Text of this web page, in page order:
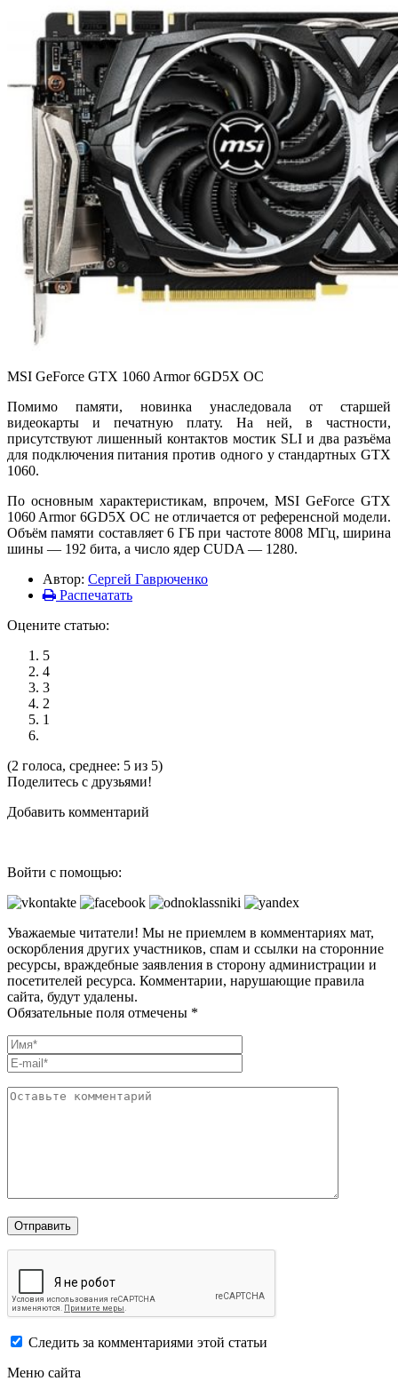
MSI GeForce GTX 1060 Armor 6GD5X OC
Помимо памяти, новинка унаследовала от старшей
видеокарты и печатную плату. На ней, в частности,
присутствуют лишенный контактов мостик SLI и два разъёма
для подключения питания против одного у стандартных GTX
1060.
По основным характеристикам, впрочем, MSI GeForce GTX
1060 Armor 6GD5X OC не отличается от референсной модели.
Объём памяти составляет 6 ГБ при частоте 8008 МГц, ширина
шины — 192 бита, а число ядер CUDA — 1280.
Автор: Сергей Гаврюченко
Распечатать
Оцените статью:
5
4
3
2
1
(2 голоса, среднее: 5 из 5)
Поделитесь с друзьями!
Добавить комментарий
Войти с помощью:
Уважаемые читатели! Мы не приемлем в комментариях мат,
оскорбления других участников, спам и ссылки на сторонние
ресурсы, враждебные заявления в сторону администрации и
посетителей ресурса. Комментарии, нарушающие правила
сайта, будут удалены.
Обязательные поля отмечены *
Следить за комментариями этой статьи
Меню сайта